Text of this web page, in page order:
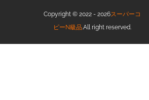
Copyright © 2022 - 2026スーパーコ
ピーN級品 .All right reserved.